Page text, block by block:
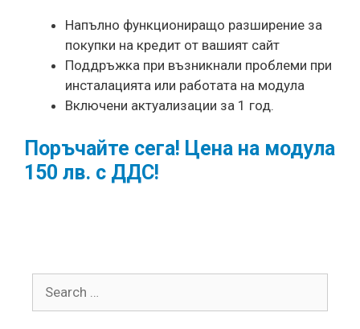
Напълно функциониращо разширение за
покупки на кредит от вашият сайт
Поддръжка при възникнали проблеми при
инсталацията или работата на модула
Включени актуализации за 1 год.
Поръчайте сега! Цена на модула
150 лв. с ДДС!
for: